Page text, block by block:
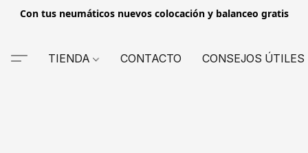
Con tus neumáticos nuevos colocación y balanceo gratis
TIENDA CONTACTO CONSEJOS ÚTILES